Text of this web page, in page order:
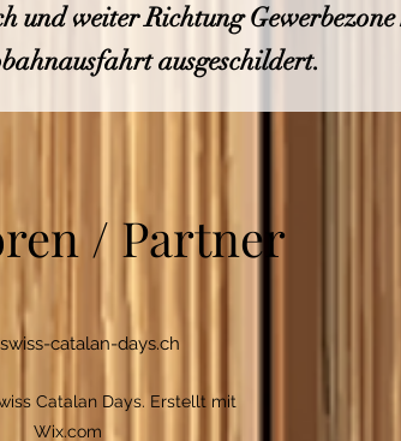
und weiter Richtung
ausgeschildert.
/ Partner
catalan-days.ch
Catalan Days. Erstellt mit
Wix.com